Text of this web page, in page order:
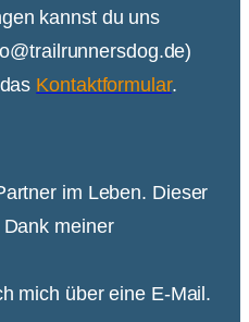
kannst du uns
Kontaktformular.
im Leben. Dieser
meiner
mich über eine E-Mail.